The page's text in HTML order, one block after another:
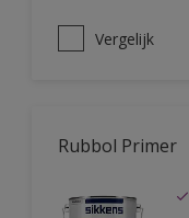
Vergelijk
Rubbol Primer